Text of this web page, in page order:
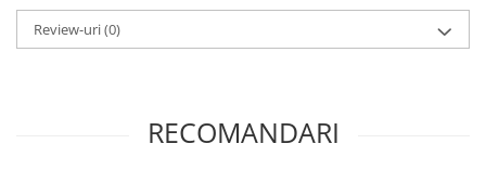
Review-uri(0)
RECOMANDARI